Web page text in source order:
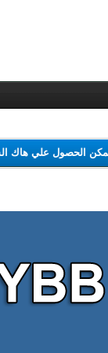
هل يمكن الحصول علي